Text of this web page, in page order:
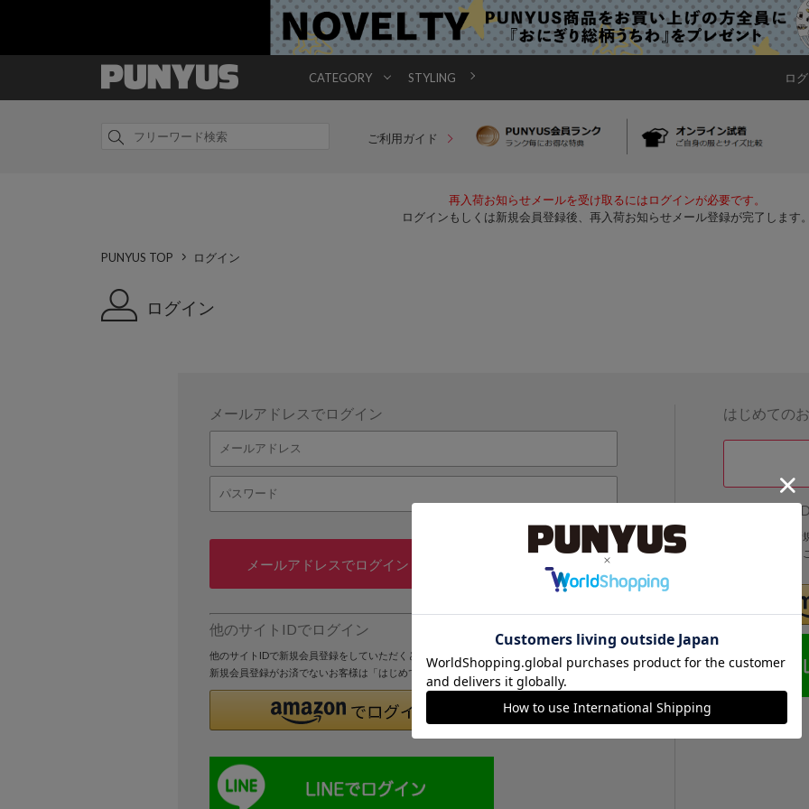
CATEGORY STYLING ロ
ご利用ガイド
再入荷お知らせメールを受け取るにはログインが必要です。
ログインもしくは新規会員登録後、再入荷お知らせメール登録が完了します
PUNYUS TOP ログイン
ログイン
メールアドレスでログイン
メールアドレスでログイン
メールアドレス・パスワードを
他のサイトIDでログイン
他のサイトIDで新規会員登録をしていただくと次回以降、そのIDでログインすることができます。
新規会員登録がお済でないお客様は「はじめてのお客様」より登録をおこなってください。
はじめての
他のサイト
他のサイトIDで
IDでログインする